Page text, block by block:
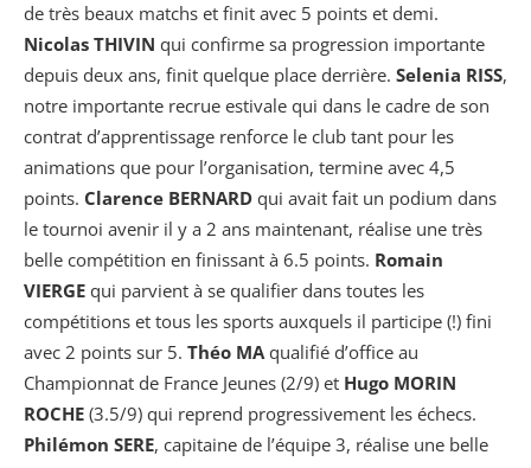
de très beaux matchs et finit avec 5 points et demi.
Nicolas THIVIN qui confirme sa progression importante
depuis deux ans, finit quelque place derrière. Selenia RISS,
notre importante recrue estivale qui dans le cadre de son
contrat d’apprentissage renforce le club tant pour les
animations que pour l’organisation, termine avec 4,5
points. Clarence BERNARD qui avait fait un podium dans
le tournoi avenir il y a 2 ans maintenant, réalise une très
belle compétition en finissant à 6.5 points. Romain
VIERGE qui parvient à se qualifier dans toutes les
compétitions et tous les sports auxquels il participe (!) fini
avec 2 points sur 5. Théo MAqualifié d’office au
Championnat de France Jeunes (2/9) et Hugo MORIN
ROCHE (3.5/9) qui reprend progressivement les échecs.
Philémon SERE, capitaine de l’équipe 3, réalise une belle